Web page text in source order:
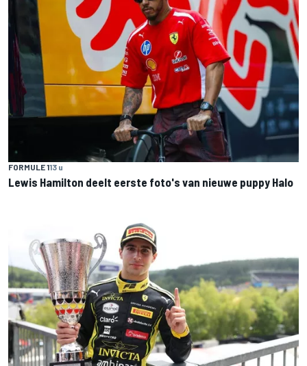
FORMULE 113 u
Lewis Hamilton deelt eerste foto's van nieuwe puppy Halo